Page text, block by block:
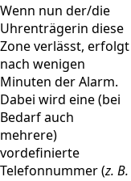
Wenn nun der/die
Uhrenträgerin diese
Zone verlässt, erfolgt
nach wenigen
Minuten der Alarm.
Dabei wird eine (bei
Bedarf auch
mehrere)
vordefinierte
Telefonnummer (z. B.